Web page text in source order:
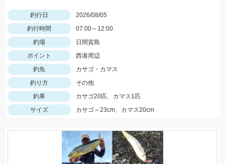
釣行日
2026/08/05
釣行時間
07:00～12:00
釣場
日間賀島
ポイント
西港周辺
釣魚
カサゴ・カマス
釣り方
その他
釣果
カサゴ20匹、カマス1匹
サイズ
カサゴ～23cm、カマス20cm